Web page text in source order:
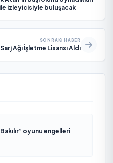
izleyicisiyle buluşacak
SONRAKI HABER
Ağı İşletme Lisansı Aldı
oyunu engelleri